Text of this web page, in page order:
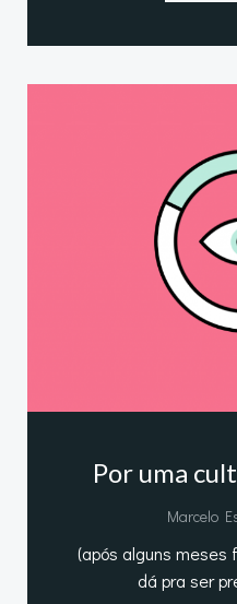
Por uma
Marcelo
(após alguns meses
dá pra ser